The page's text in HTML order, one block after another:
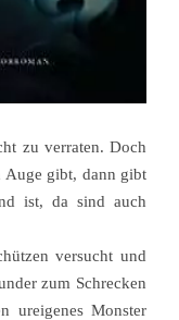
zu verraten. Doch
Auge gibt, dann gibt
ist, da sind auch
versucht und
zum Schrecken
ureigenes Monster